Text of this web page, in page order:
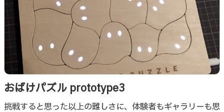
おばけパズル prototype3
挑戦すると思った以上の難しさに、体験者もギャラリーも思